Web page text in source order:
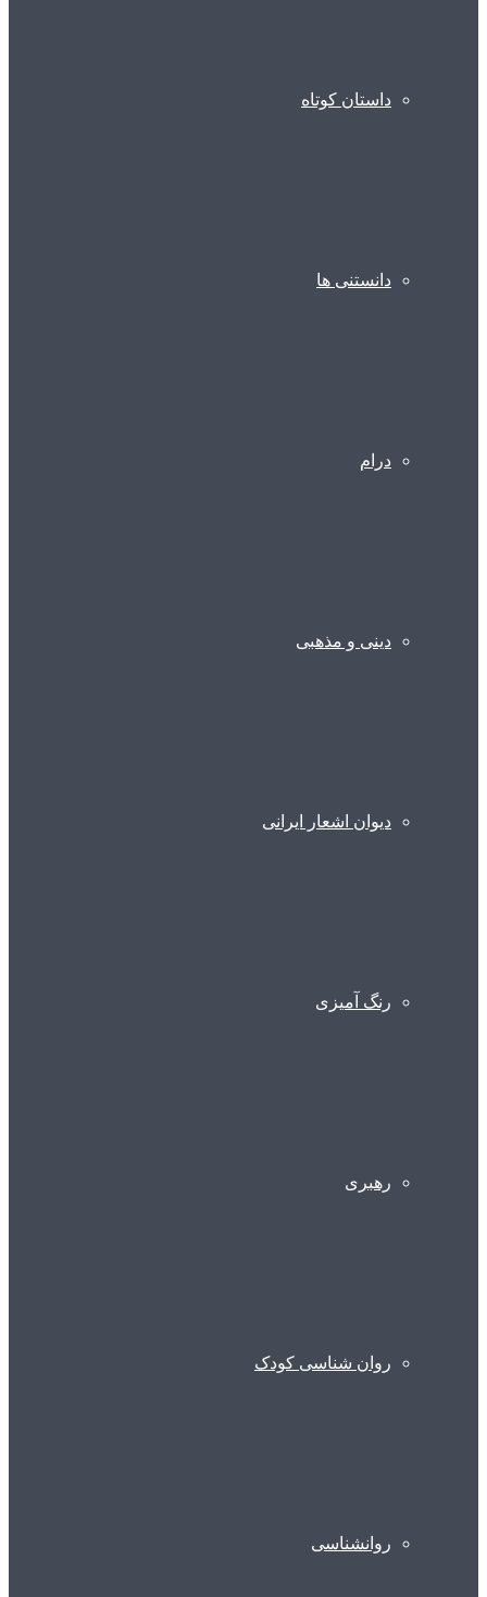
داستان کوتاه
دانستنی ها
درام
دینی و مذهبی
دیوان اشعار ایرانی
رنگ آمیزی
رهبری
روان شناسی کودک
روانشناسی